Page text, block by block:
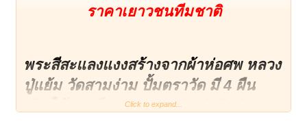
บาท ค่าจัดส่ง 50 บาท
ราคาเยาวชนทีมชาติ
พระสีสะแลงแงงสร้างจากผ้าห่อศพ หลวง
ปู่แย้ม วัดสามง่าม ปั้มตราวัด มี 4 ผืน
เปิดให้บูชาผืนละ 150 บาท ค่าจัดส่ง 50
Click to expand...